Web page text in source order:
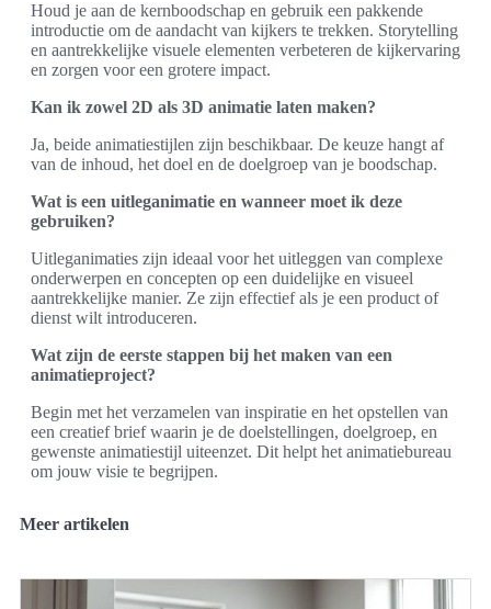
Houd je aan de kernboodschap en gebruik een pakkende
introductie om de aandacht van kijkers te trekken. Storytelling
en aantrekkelijke visuele elementen verbeteren de kijkervaring
en zorgen voor een grotere impact.
Kan ik zowel 2D als 3D animatie laten maken?
Ja, beide animatiestijlen zijn beschikbaar. De keuze hangt af
van de inhoud, het doel en de doelgroep van je boodschap.
Wat is een uitleganimatie en wanneer moet ik deze
gebruiken?
Uitleganimaties zijn ideaal voor het uitleggen van complexe
onderwerpen en concepten op een duidelijke en visueel
aantrekkelijke manier. Ze zijn effectief als je een product of
dienst wilt introduceren.
Wat zijn de eerste stappen bij het maken van een
animatieproject?
Begin met het verzamelen van inspiratie en het opstellen van
een creatief brief waarin je de doelstellingen, doelgroep, en
gewenste animatiestijl uiteenzet. Dit helpt het animatiebureau
om jouw visie te begrijpen.
Meer artikelen